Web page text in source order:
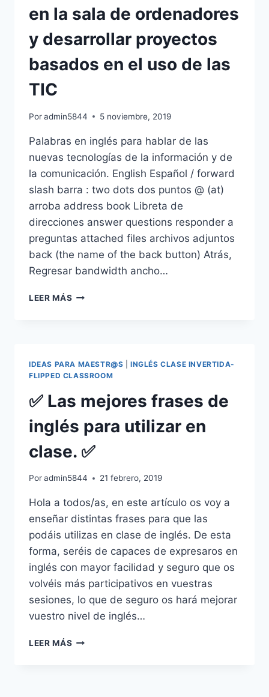
en la sala de ordenadores
y desarrollar proyectos
basados en el uso de las
TIC
Poradmin5844 5 noviembre, 2019
Palabras en inglés para hablar de las
nuevas tecnologías de la información y de
la comunicación. English Español / forward
slash barra : two dots dos puntos @ (at)
arroba address book Libreta de
direcciones answer questions responder a
preguntas attached files archivos adjuntos
back (the name of the back button) Atrás,
Regresar bandwidth ancho…
LEER MÁS VOCABULARIO
ALUMNOS
EN
LA
SALA
ORDENADORES
DESARROLLAR
PROYECTOS
BASADOS
EN
EL
USO
LAS
TIC
IDEAS PARA MAESTR@S |INGLÉS CLASE INVERTIDA-
FLIPPED CLASSROOM
✅ Las mejores frases de
inglés para utilizar en
clase. ✅
Poradmin5844 21 febrero, 2019
Hola a todos/as, en este artículo os voy a
enseñar distintas frases para que las
podáis utilizas en clase de inglés. De esta
forma, seréis de capaces de expresaros en
inglés con mayor facilidad y seguro que os
volvéis más participativos en vuestras
sesiones, lo que de seguro os hará mejorar
vuestro nivel de inglés…
LEER MÁS ✅